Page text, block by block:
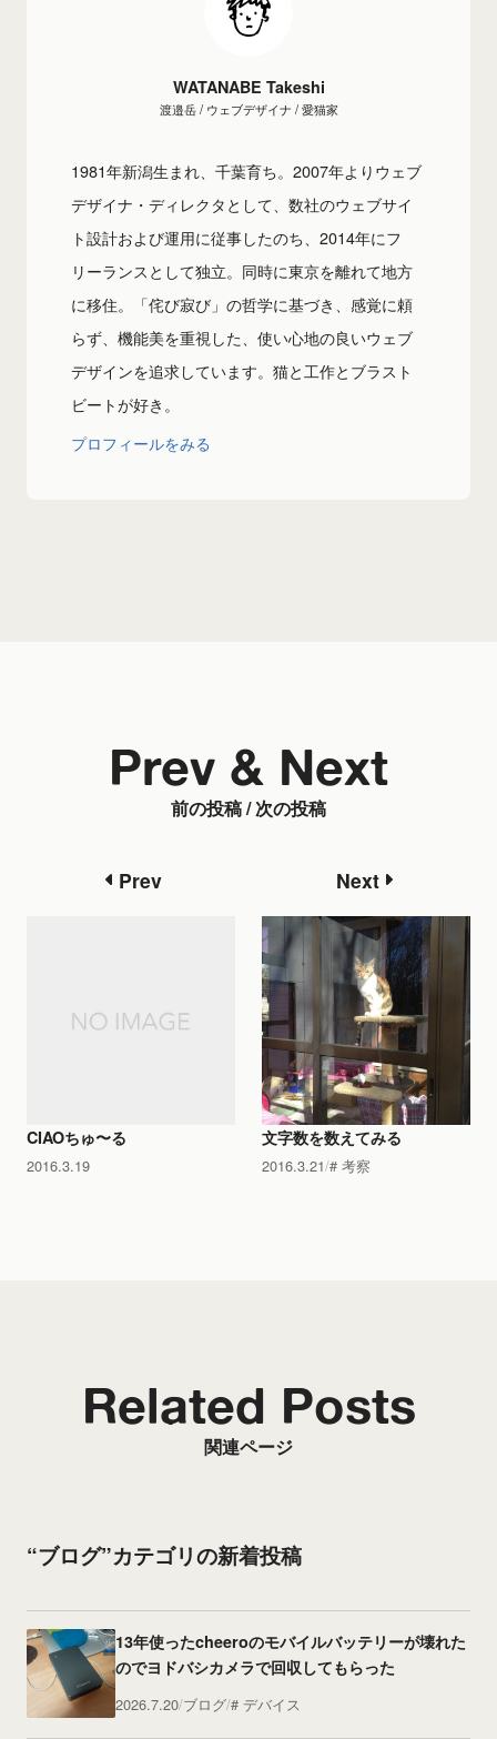
WATANABE Takeshi
渡邉岳 / ウェブデザイナ / 愛猫家
1981年新潟生まれ、千葉育ち。2007年よりウェブ
デザイナ・ディレクタとして、数社のウェブサイ
ト設計および運用に従事したのち、2014年にフ
リーランスとして独立。同時に東京を離れて地方
に移住。「侘び寂び」の哲学に基づき、感覚に頼
らず、機能美を重視した、使い心地の良いウェブ
デザインを追求しています。猫と工作とブラスト
ビートが好き。
プロフィールをみる
前の投稿 / 次の投稿
Prev & Next
Prev
CIAOちゅ〜る
2016.3.19
Next
文字数を数えてみる
2016.3.21 考察
関連ページ
Related Posts
“ブログ”カテゴリの新着投稿
13年使ったcheeroのモバイルバッテリーが壊れた
のでヨドバシカメラで回収してもらった
2026.7.20 ブログ デバイス